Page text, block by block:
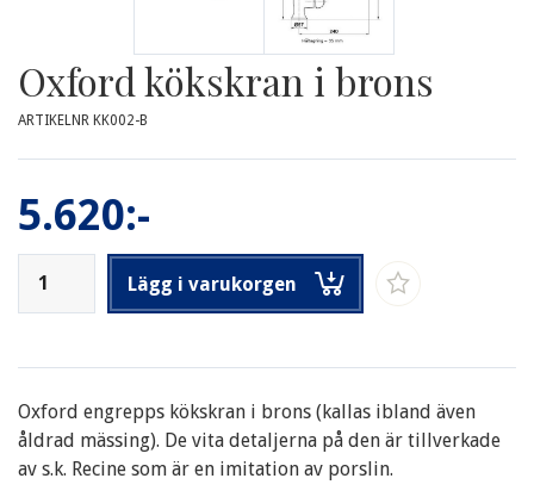
Oxford kökskran i brons
ARTIKELNR KK002-B
5.620:-
Lägg i varukorgen
Oxford engrepps kökskran i brons (kallas ibland även
åldrad mässing). De vita detaljerna på den är tillverkade
av s.k. Recine som är en imitation av porslin.